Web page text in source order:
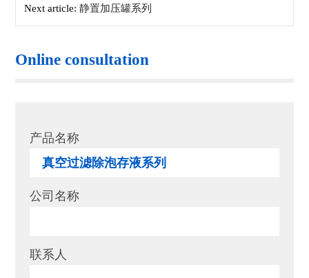
Next article:静置加压罐系列
Online consultation
产品名称
公司名称
联系人